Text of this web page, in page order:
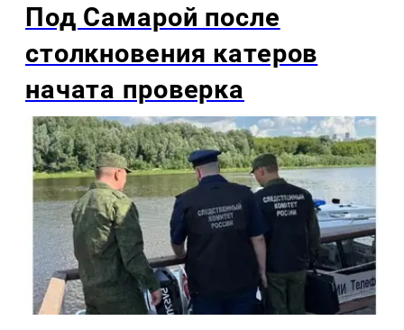
Под Самарой после
столкновения катеров
начата проверка